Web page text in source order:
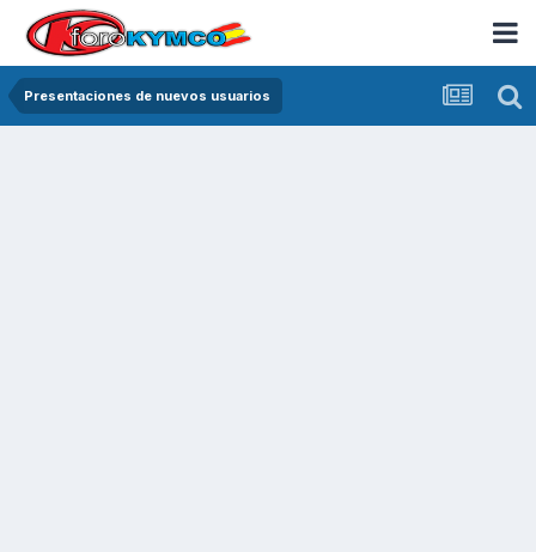
Presentaciones de nuevos usuarios